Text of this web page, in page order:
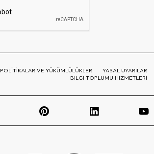
POLİTİKALAR VE YÜKÜMLÜLÜKLER
YASAL UYARILAR
BİLGİ TOPLUMU HİZMETLERİ